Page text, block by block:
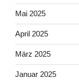
Mai 2025
April 2025
März 2025
Januar 2025